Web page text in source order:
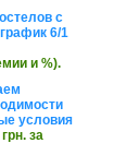
с
6/1
и %).
условия
за